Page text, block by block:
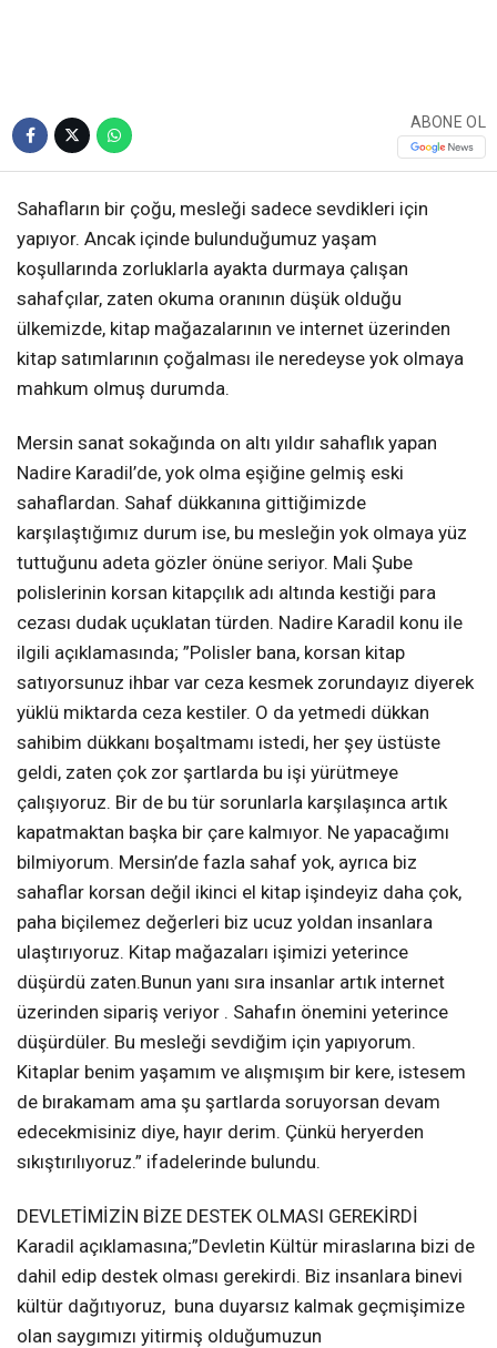
ABONE OL
Sahafların bir çoğu, mesleği sadece sevdikleri için
yapıyor. Ancak içinde bulunduğumuz yaşam
koşullarında zorluklarla ayakta durmaya çalışan
sahafçılar, zaten okuma oranının düşük olduğu
ülkemizde, kitap mağazalarının ve internet üzerinden
kitap satımlarının çoğalması ile neredeyse yok olmaya
mahkum olmuş durumda.
Mersin sanat sokağında on altı yıldır sahaflık yapan
Nadire Karadil’de, yok olma eşiğine gelmiş eski
sahaflardan. Sahaf dükkanına gittiğimizde
karşılaştığımız durum ise, bu mesleğin yok olmaya yüz
tuttuğunu adeta gözler önüne seriyor. Mali Şube
polislerinin korsan kitapçılık adı altında kestiği para
cezası dudak uçuklatan türden. Nadire Karadil konu ile
ilgili açıklamasında; ”Polisler bana, korsan kitap
satıyorsunuz ihbar var ceza kesmek zorundayız diyerek
yüklü miktarda ceza kestiler. O da yetmedi dükkan
sahibim dükkanı boşaltmamı istedi, her şey üstüste
geldi, zaten çok zor şartlarda bu işi yürütmeye
çalışıyoruz. Bir de bu tür sorunlarla karşılaşınca artık
kapatmaktan başka bir çare kalmıyor. Ne yapacağımı
bilmiyorum. Mersin’de fazla sahaf yok, ayrıca biz
sahaflar korsan değil ikinci el kitap işindeyiz daha çok,
paha biçilemez değerleri biz ucuz yoldan insanlara
ulaştırıyoruz. Kitap mağazaları işimizi yeterince
düşürdü zaten.Bunun yanı sıra insanlar artık internet
üzerinden sipariş veriyor . Sahafın önemini yeterince
düşürdüler. Bu mesleği sevdiğim için yapıyorum.
Kitaplar benim yaşamım ve alışmışım bir kere, istesem
de bırakamam ama şu şartlarda soruyorsan devam
edecekmisiniz diye, hayır derim. Çünkü heryerden
sıkıştırılıyoruz.” ifadelerinde bulundu.
DEVLETİMİZİN BİZE DESTEK OLMASI GEREKİRDİ
Karadil açıklamasına;”Devletin Kültür miraslarına bizi de
dahil edip destek olması gerekirdi. Biz insanlara binevi
kültür dağıtıyoruz, buna duyarsız kalmak geçmişimize
olan saygımızı yitirmiş olduğumuzun